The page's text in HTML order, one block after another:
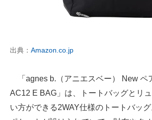
出典： Amazon.co.jp
「agnes b.（アニエスベー） New ペ
AC12 E BAG」は、トートバッグとリ
い方ができる2WAY仕様のトートバッ